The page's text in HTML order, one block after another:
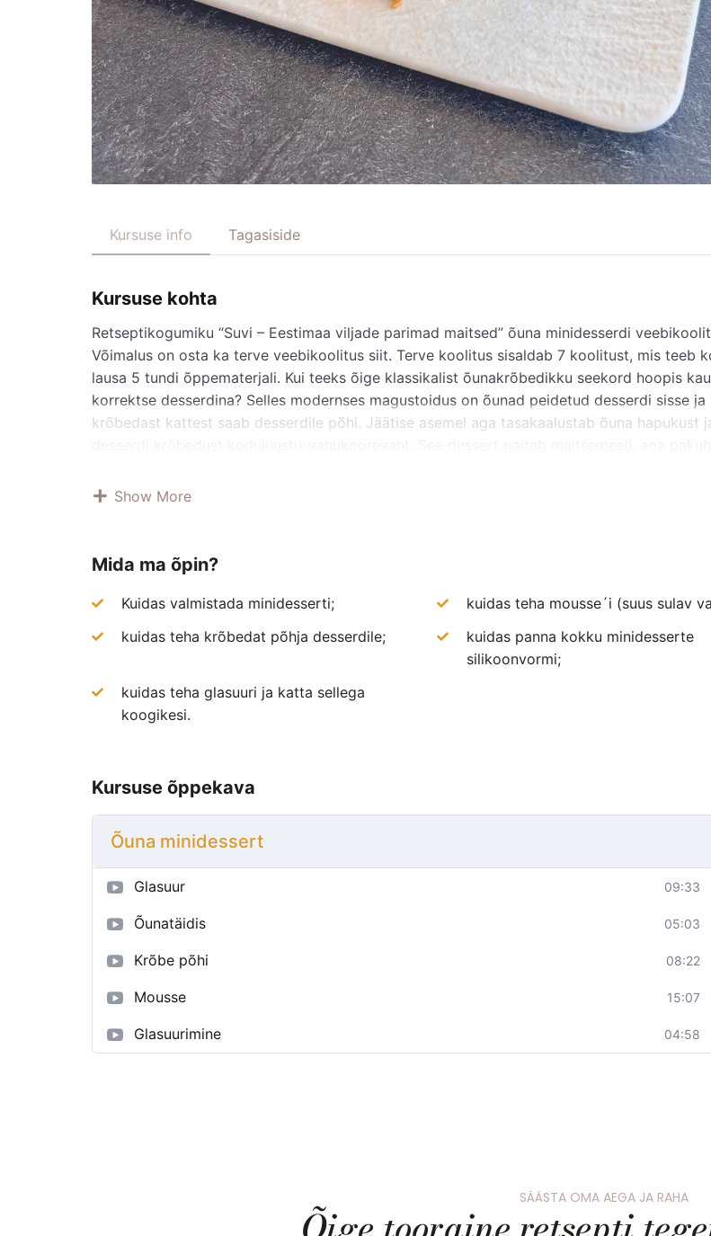
Kursuse info Tagasiside
Kursuse kohta
Retseptikogumiku “Suvi – Eestimaa viljade parimad maitsed” õuna minidesserdi
Võimalus on osta ka terve veebikoolitus siit. Terve koolitus sisaldab 7 koolitust, mis teeb
lausa 5 tundi õppematerjali. Kui teeks õige klassikalist õunakrõbedikku seekord hoopis
korrektse desserdina? Selles modernses magustoidus on õunad peidetud desserdi sisse ja
krõbedast kattest saab desserdile põhi. Jäätise asemel aga tasakaalustab õuna hapukust
Show More
Mida ma õpin?
Kuidas valmistada minidesserti;
kuidas teha mousse´i (suus sulav
kuidas teha krõbedat põhja desserdile;
kuidas panna kokku minidesserte
silikoonvormi;
kuidas teha glasuuri ja katta sellega
koogikesi.
Kursuse õppekava
Õuna minidessert
Glasuur 09:33
Õunatäidis 05:03
Krõbe põhi 08:22
Mousse 15:07
Glasuurimine 04:58
SÄÄSTA OMA AEGA JA RAHA